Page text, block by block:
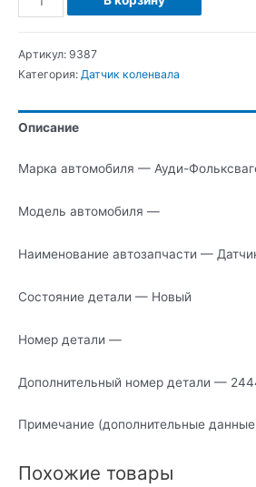
Ауди-
Датчик
Артикул: 9387
Категория: Датчик коленвала
Описание
Марка автомобиля — Ауди-
Модель автомобиля —
Наименование автозапчасти —
Состояние детали — Новый
Номер детали —
Дополнительный номер детали —
Примечание (дополнительные
Похожие товары